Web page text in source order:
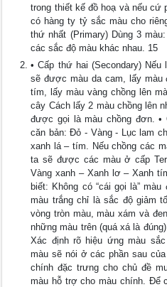
trong thiết kế đồ hoạ và nếu cứ
có hàng ty tỷ sắc màu cho
thứ nhất (Primary) Dùng 3
các sắc độ màu khác nhau. 15
• Cấp thứ hai (Secondary)
sẽ được màu da cam, lấy màu
tím, lấy màu vàng chồng lên
cây Cách lấy 2 màu chồng lên
được gọi là màu chồng đơn. •
căn bản: Đỏ - Vàng - Lục lam
xanh lá – tím. Nếu chồng các
ta sẽ được các màu ở cấp
Vàng xanh – Xanh lơ – Xanh
biết: Không có “cái gọi là”
màu trắng chỉ là sắc độ giảm
vòng tròn màu, màu xám và
những màu trên (quá xá là
Xác định rõ hiệu ứng màu
màu sẽ nói ở các phần sau
chính đặc trưng cho chủ đề
màu hỗ trợ cho màu chính. Để